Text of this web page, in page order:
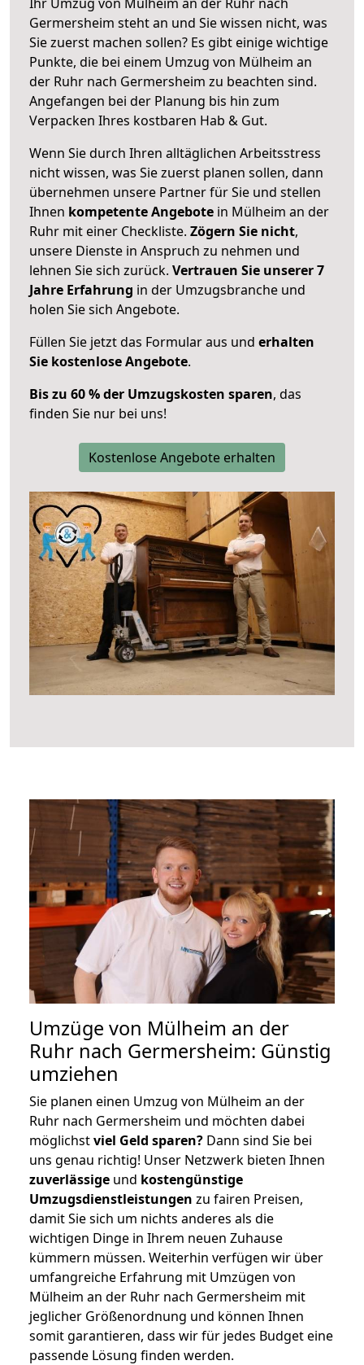
Germersheim steht an und Sie wissen nicht, was
Sie zuerst machen sollen? Es gibt einige wichtige
Punkte, die bei einem Umzug von Mülheim an
der Ruhr nach Germersheim zu beachten sind.
Angefangen bei der Planung bis hin zum
Verpacken Ihres kostbaren Hab & Gut.
Wenn Sie durch Ihren alltäglichen Arbeitsstress
nicht wissen, was Sie zuerst planen sollen, dann
übernehmen unsere Partner für Sie und stellen
Ihnen kompetente Angebote in Mülheim an der
Ruhr mit einer Checkliste. Zögern Sie nicht,
unsere Dienste in Anspruch zu nehmen und
lehnen Sie sich zurück. Vertrauen Sie unserer 7
Jahre Erfahrung in der Umzugsbranche und
holen Sie sich Angebote.
Füllen Sie jetzt das Formular aus und erhalten
Sie kostenlose Angebote.
Bis zu 60 % der Umzugskosten sparen, das
finden Sie nur bei uns!
Kostenlose Angebote erhalten
Umzüge von Mülheim an der
Ruhr nach Germersheim: Günstig
umziehen
Sie planen einen Umzug von Mülheim an der
Ruhr nach Germersheim und möchten dabei
möglichstviel Geld sparen? Dann sind Sie bei
uns genau richtig! Unser Netzwerk bieten Ihnen
zuverlässige und kostengünstige
Umzugsdienstleistungen zu fairen Preisen,
damit Sie sich um nichts anderes als die
wichtigen Dinge in Ihrem neuen Zuhause
kümmern müssen. Weiterhin verfügen wir über
umfangreiche Erfahrung mit Umzügen von
Mülheim an der Ruhr nach Germersheim mit
jeglicher Größenordnung und können Ihnen
somit garantieren, dass wir für jedes Budget eine
passende Lösung finden werden.